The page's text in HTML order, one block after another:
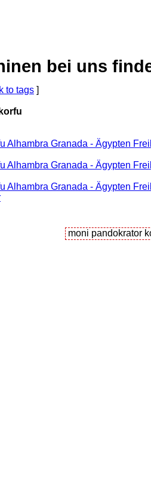
bei uns
to tags ]
Alhambra Granada - Ägypten
Alhambra Granada - Ägypten
Alhambra Granada - Ägypten